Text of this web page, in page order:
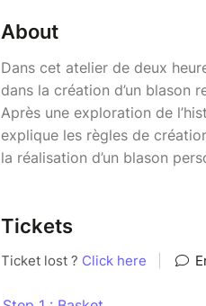
About
Dans cet atelier de deux
dans la création d’un blason
Après une exploration de
explique les règles de
la réalisation d’un blason
Tickets